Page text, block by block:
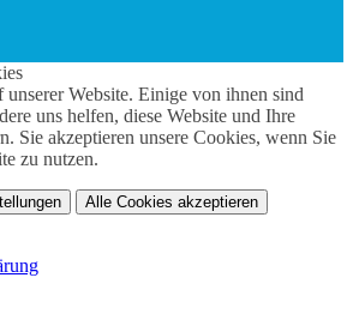
Website. Einige von ihnen sind
uns helfen, diese Website und Ihre
Sie akzeptieren unsere Cookies, wenn Sie
zu nutzen.
Alle Cookies akzeptieren